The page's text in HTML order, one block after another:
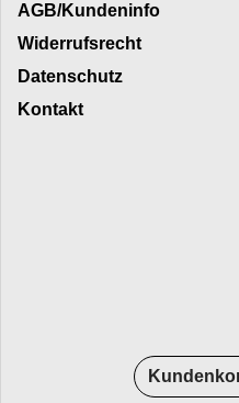
AGB/Kundeninfo
Widerrufsrecht
Datenschutz
Kontakt